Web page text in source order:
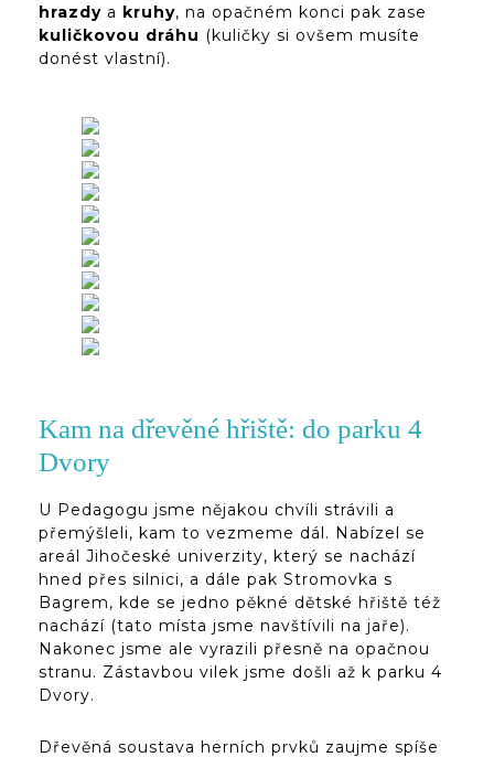
hrazdy a kruhy, na opačném konci pak zase
kuličkovou dráhu (kuličky si ovšem musíte
donést vlastní).
Kam na dřevěné hřiště: do parku 4
Dvory
U Pedagogu jsme nějakou chvíli strávili a
přemýšleli, kam to vezmeme dál. Nabízel se
areál Jihočeské univerzity, který se nachází
hned přes silnici, a dále pak Stromovka s
Bagrem, kde se jedno pěkné dětské hřiště též
nachází (tato místa jsme navštívili na jaře).
Nakonec jsme ale vyrazili přesně na opačnou
stranu. Zástavbou vilek jsme došli až k parku 4
Dvory.
Dřevěná soustava herních prvků zaujme spíše